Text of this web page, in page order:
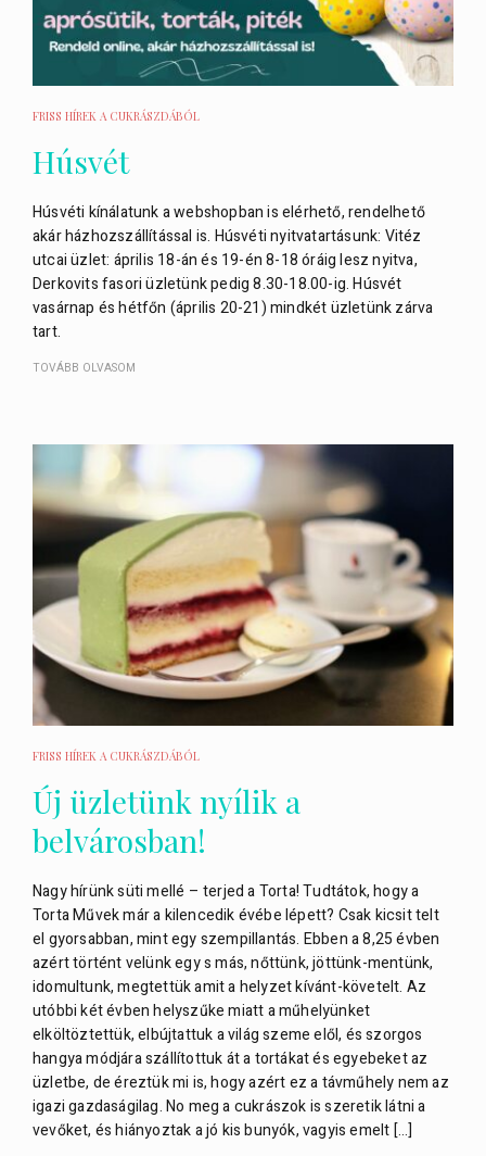
FRISS HÍREK A CUKRÁSZDÁBÓL
Húsvét
Húsvéti kínálatunk a webshopban is elérhető, rendelhető
akár házhozszállítással is. Húsvéti nyitvatartásunk: Vitéz
utcai üzlet: április 18-án és 19-én 8-18 óráig lesz nyitva,
Derkovits fasori üzletünk pedig 8.30-18.00-ig. Húsvét
vasárnap és hétfőn (április 20-21) mindkét üzletünk zárva
tart.
TOVÁBB OLVASOM
FRISS HÍREK A CUKRÁSZDÁBÓL
Új üzletünk nyílik a
belvárosban!
Nagy hírünk süti mellé – terjed a Torta! Tudtátok, hogy a
Torta Művek már a kilencedik évébe lépett? Csak kicsit telt
el gyorsabban, mint egy szempillantás. Ebben a 8,25 évben
azért történt velünk egy s más, nőttünk, jöttünk-mentünk,
idomultunk, megtettük amit a helyzet kívánt-követelt. Az
utóbbi két évben helyszűke miatt a műhelyünket
elköltöztettük, elbújtattuk a világ szeme elől, és szorgos
hangya módjára szállítottuk át a tortákat és egyebeket az
üzletbe, de éreztük mi is, hogy azért ez a távműhely nem az
igazi gazdaságilag. No meg a cukrászok is szeretik látni a
vevőket, és hiányoztak a jó kis bunyók, vagyis emelt […]